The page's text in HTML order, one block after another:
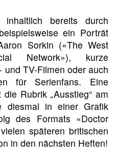
bereits durch
ein Porträt
Sorkin («The West
Network»), kurze
und TV-Filmen oder auch
für Serienfans. Eine
Rubrik „Ausstieg“ am
diesmal in einer Grafik
des Formats «Doctor
späteren britischen
in den nächsten Heften!